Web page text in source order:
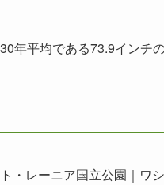
平均である73.9インチ
・レーニア国立公園｜ワ